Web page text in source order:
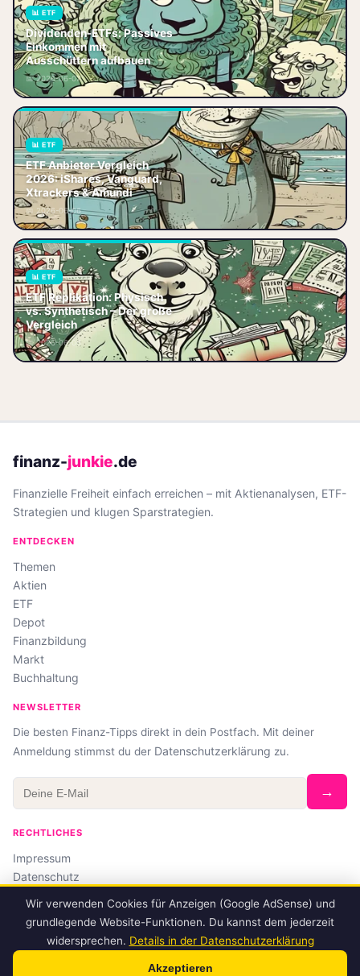
📊 ETF
Dividenden-ETFs: Passives
Einkommen mit
Ausschüttern aufbauen
📅 2026-06-07
Dividenden-ETFs erklärt: Wie du
mit ausschüttenden ETFs
regelmäßige
Dividendenzahlungen erhältst,
welche Indizes sich lo
📊 ETF
ETF Anbieter Vergleich
2026: iShares, Vanguard,
Xtrackers & Amundi
📅 2026-06-06
ETF Anbieter Vergleich 2026:
iShares, Vanguard, Xtrackers,
Amundi und SPDR im großen
Vergleich. Welcher Anbieter
passt z
📊 ETF
ETF Replikation: Physisch
vs. Synthetisch – Der große
Vergleich
📅 2026-06-06
ETF Replikation erklärt:
Physische (vollständig &
optimiert) vs. synthetische
Nachbildung im Vergleich.
Welche Metho
Wir verwenden Cookies für Anzeigen (Google AdSense) und
grundlegende Website-Funktionen. Du kannst dem jederzeit
widersprechen. Details in der Datenschutzerklärung
Akzeptieren
finanz-junkie.de
Finanzielle Freiheit einfach erreichen – mit Aktienanalysen, ETF-
Strategien und klugen Sparstrategien.
ENTDECKEN
Themen
Aktien
ETF
Depot
Finanzbildung
Markt
Buchhaltung
NEWSLETTER
Die besten Finanz-Tipps direkt in dein Postfach. Mit deiner
Anmeldung stimmst du der Datenschutzerklärung zu.
→
RECHTLICHES
Impressum
Datenschutz
Keine Anlageberatung · Alle Angaben ohne Gewähr